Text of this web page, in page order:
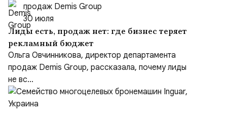
продаж Demis Group
30 июля
Лиды есть, продаж нет: где бизнес теряет
рекламный бюджет
Ольга Овчинникова, директор департамента
продаж Demis Group, рассказала, почему лиды
не вс...